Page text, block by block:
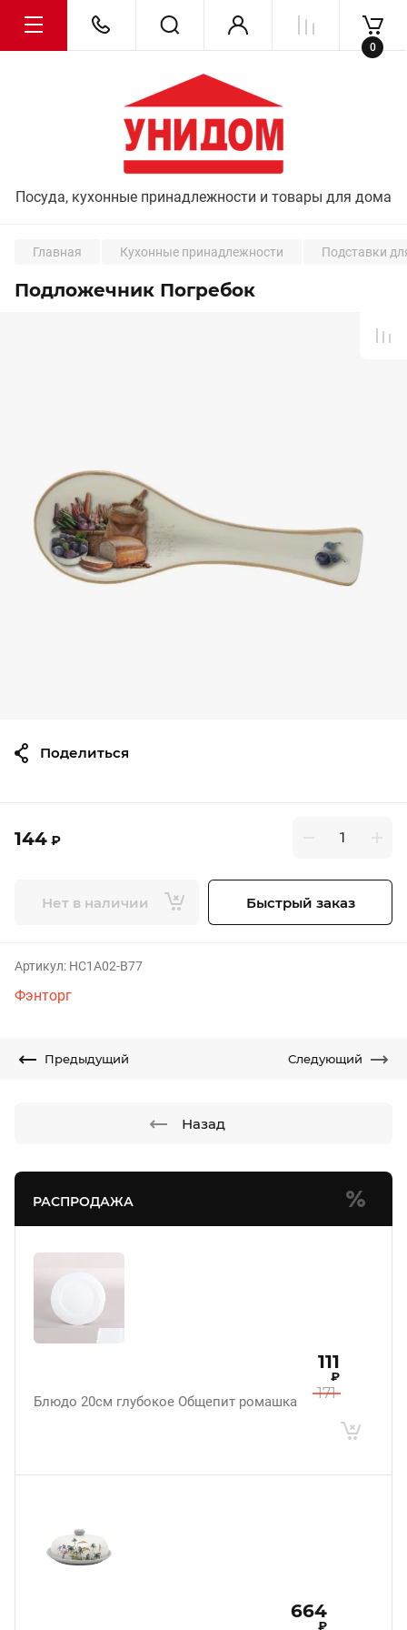
Посуда, кухонные принадлежности и товары для дома
0
РАСПРОДАЖА
Блюдо 20см глубокое Общепит ромашка 171
111
₽
664
₽
Главная Кухонные принадлежности Подставки
Подложечник Погребок
144 ₽
Нет в наличии Быстрый заказ
Артикул: HC1A02-B77
Фэнторг
Поделиться
Предыдущий Следующий
Назад